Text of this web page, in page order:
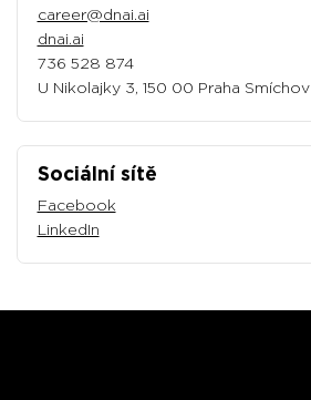
career@dnai.ai
dnai.ai
736 528 874
U Nikolajky 3, 150 00 Praha Smíchov
Sociální sítě
Facebook
LinkedIn